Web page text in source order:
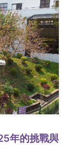
年的挑戰與